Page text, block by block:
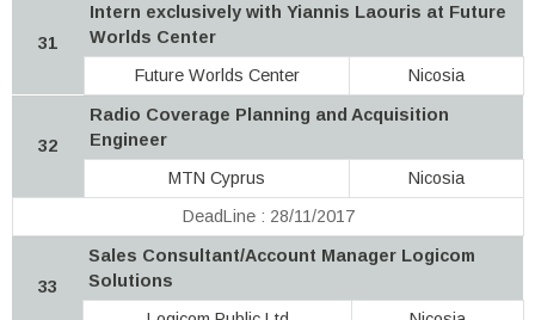
31
Intern exclusively with Yiannis Laouris at Future
Worlds Center
Future Worlds Center
Nicosia
32
Radio Coverage Planning and Acquisition
Engineer
MTN Cyprus
Nicosia
DeadLine : 28/11/2017
33
Sales Consultant/Account Manager Logicom
Solutions